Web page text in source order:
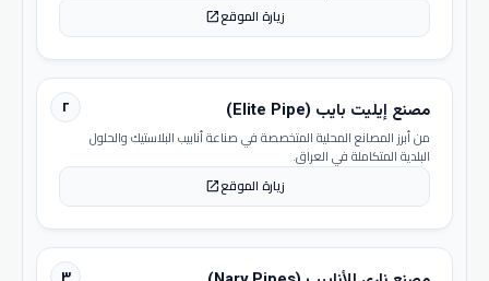
زيارة الموقعopen_in_new
٢ مصنع إيليت بايب (Elite Pipe)
من أبرز المصانع المحلية المتخصصة في صناعة أنابيب البلاستيك والحلول
البلدية المتكاملة في العراق.
زيارة الموقعopen_in_new